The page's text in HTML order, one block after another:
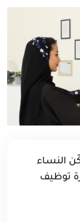
النساء
مبادرة توظيف